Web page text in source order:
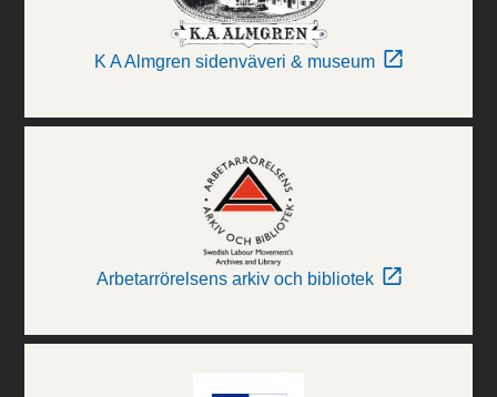
K A Almgren sidenväveri & museum
Arbetarrörelsens arkiv och bibliotek